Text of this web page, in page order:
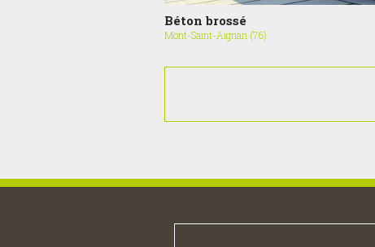
Béton brossé
Mont-Saint-Aignan (76)